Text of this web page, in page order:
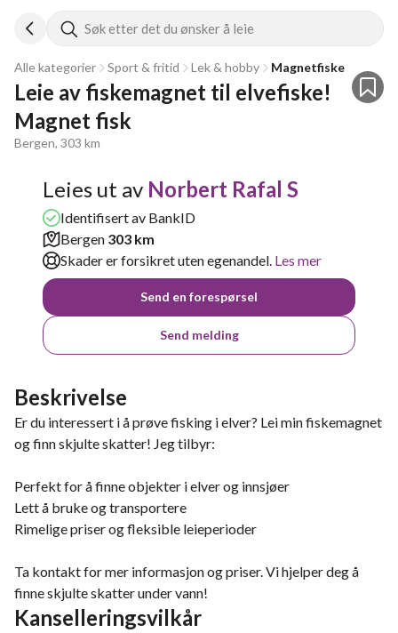
Søk etter det du ønsker å leie
Alle kategorier Sport & fritid Lek & hobby Magnetfiske
Leie av fiskemagnet til elvefiske!
Magnet fisk
Bergen, 303 km
Leies ut av Norbert Rafal S
Identifisert av BankID
Bergen 303 km
Skader er forsikret uten egenandel. Les mer
Send en forespørsel
Send melding
Beskrivelse
Er du interessert i å prøve fisking i elver? Lei min fiskemagnet
og finn skjulte skatter! Jeg tilbyr:
Perfekt for å finne objekter i elver og innsjøer
Lett å bruke og transportere
Rimelige priser og fleksible leieperioder
Ta kontakt for mer informasjon og priser. Vi hjelper deg å
finne skjulte skatter under vann!
Kanselleringsvilkår